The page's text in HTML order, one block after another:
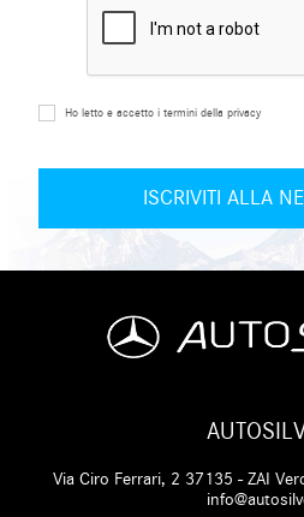
Ho letto e accetto i termini della privacy
Via Ciro Ferrari, 2 37135 - ZAI